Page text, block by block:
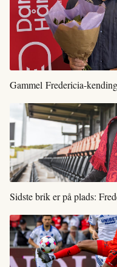
Gammel Fredericia-
Sidste brik er på plads: